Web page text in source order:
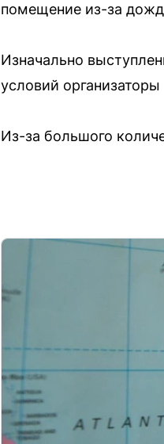
помещение из-за
Изначально
условий
Из-за большого